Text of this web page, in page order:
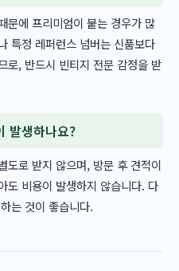
문에 프리미엄이 붙는 경우가 많
특정 레퍼런스 넘버는 신품보다
로, 반드시 빈티지 전문 감정을 받
발생하나요?
도로 받지 않으며, 방문 후 견적이
도 비용이 발생하지 않습니다. 다
는 것이 좋습니다.